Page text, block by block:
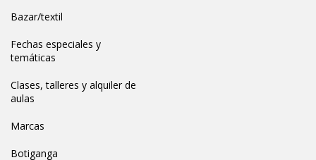
Bazar/textil
Fechas especiales y
temáticas
Clases, talleres y alquiler de
aulas
Marcas
Botiganga